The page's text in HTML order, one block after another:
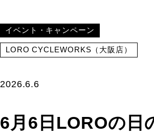
イベント・キャンペーン
LORO CYCLEWORKS（大阪店）
2026.6.6
6月6日LOROの日